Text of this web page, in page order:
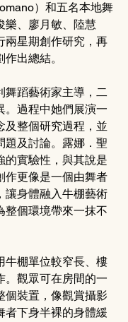
）和五名本地舞
樂、廖月敏、陸慧
兩星期創作研究，再
出總結。
舞蹈藝術家主導，二
。過程中她們展演一
及整個研究過程，並
題及討論。露娜．聖
的實驗性，與其說是
作更像是一個由舞者
讓身體融入牛棚藝術
整個環境帶來一抹不
牛棚單位較窄長、樓
。觀眾可在房間的一
個裝置，像觀賞攝影
者下身半裸的身體緩